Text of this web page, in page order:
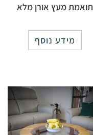
תואמת מעץ אורן מלא
מידע נוסף